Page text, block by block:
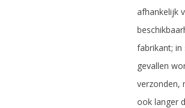
afhankelijk
fabrikant; in
gevallen
verzonden,
ook langer